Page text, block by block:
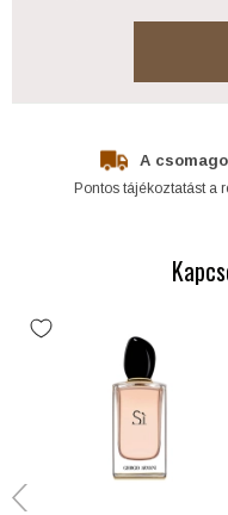
A
Pontos tájékoztatást a